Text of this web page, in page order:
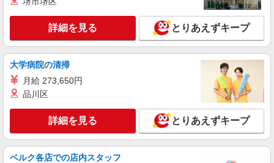
有）★ ゜・。○。・゜+゜・。○。・゜+゜
詳細を見る
紹介予定派遣
株式会社シエロ
スマホ携帯販売【ソフトバンク】
時給1400円〜1450円（経験・能力による） ※
残業代支給 ★交通費別途支給（規定あり） ゜
+゜・。○。・゜+゜・。○。・゜+゜ 入社祝い金10
ィブ支給(規定有) ★月2回払い・週払い可能（規程
有）★ ゜・。○。・゜+゜・。○。・゜+゜
キープ 詳細を見る
派遣社員 紹介予定派遣
詳細を見る とりあえずキープ
大学病院の清掃
月給 273,650円
品川区
詳細を見る とりあえずキープ
ベルク各店での店内スタッフ